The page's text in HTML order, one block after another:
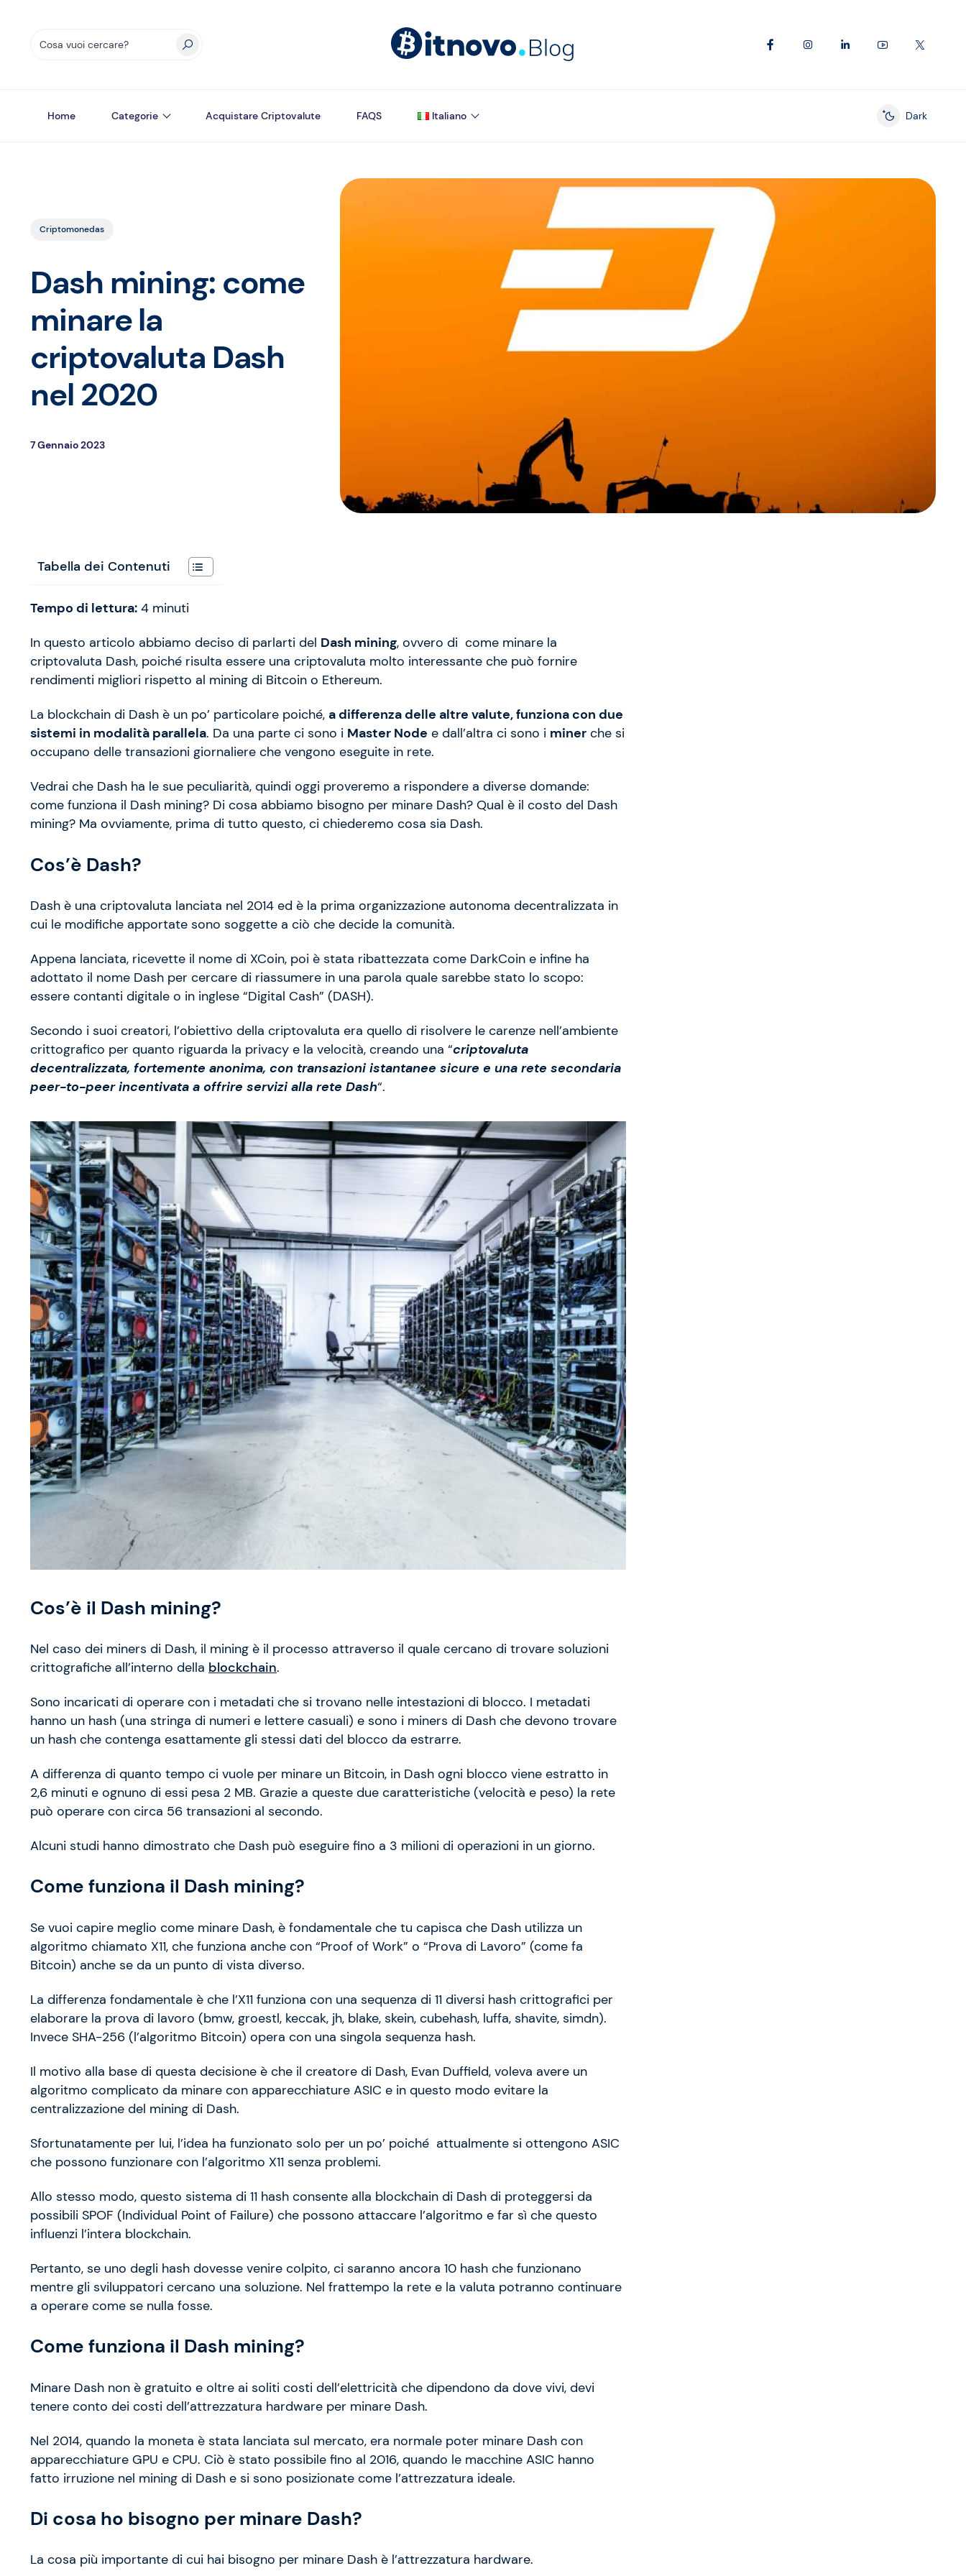
Home Categorie Acquistare Criptovalute FAQS Italiano
Enable dark
Dark
Criptomonedas
Dash mining: come
minare la
criptovaluta Dash
nel 2020
7 Gennaio 2023
Tabella dei Contenuti
Tempo di lettura: 4 minuti
In questo articolo abbiamo deciso di parlarti del Dash mining, ovvero di come minare la
criptovaluta Dash, poiché risulta essere una criptovaluta molto interessante che può fornire
rendimenti migliori rispetto al mining di Bitcoin o Ethereum.
La blockchain di Dash è un po’ particolare poiché, a differenza delle altre valute, funziona con due
sistemi in modalità parallela. Da una parte ci sono i Master Node e dall’altra ci sono i miner che si
occupano delle transazioni giornaliere che vengono eseguite in rete.
Vedrai che Dash ha le sue peculiarità, quindi oggi proveremo a rispondere a diverse domande:
come funziona il Dash mining? Di cosa abbiamo bisogno per minare Dash? Qual è il costo del Dash
mining? Ma ovviamente, prima di tutto questo, ci chiederemo cosa sia Dash.
Cos’è Dash?
Dash è una criptovaluta lanciata nel 2014 ed è la prima organizzazione autonoma decentralizzata in
cui le modifiche apportate sono soggette a ciò che decide la comunità.
Appena lanciata, ricevette il nome di XCoin, poi è stata ribattezzata come DarkCoin e infine ha
adottato il nome Dash per cercare di riassumere in una parola quale sarebbe stato lo scopo:
essere contanti digitale o in inglese “Digital Cash” (DASH).
Secondo i suoi creatori, l’obiettivo della criptovaluta era quello di risolvere le carenze nell’ambiente
crittografico per quanto riguarda la privacy e la velocità, creando una “criptovaluta
decentralizzata, fortemente anonima, con transazioni istantanee sicure e una rete secondaria
peer-to-peer incentivata a offrire servizi alla rete Dash“.
Cos’è il Dash mining?
Nel caso dei miners di Dash, il mining è il processo attraverso il quale cercano di trovare soluzioni
crittografiche all’interno della blockchain.
Sono incaricati di operare con i metadati che si trovano nelle intestazioni di blocco. I metadati
hanno un hash (una stringa di numeri e lettere casuali) e sono i miners di Dash che devono trovare
un hash che contenga esattamente gli stessi dati del blocco da estrarre.
A differenza di quanto tempo ci vuole per minare un Bitcoin, in Dash ogni blocco viene estratto in
2,6 minuti e ognuno di essi pesa 2 MB. Grazie a queste due caratteristiche (velocità e peso) la rete
può operare con circa 56 transazioni al secondo.
Alcuni studi hanno dimostrato che Dash può eseguire fino a 3 milioni di operazioni in un giorno.
Come funziona il Dash mining?
Se vuoi capire meglio come minare Dash, è fondamentale che tu capisca che Dash utilizza un
algoritmo chiamato X11, che funziona anche con “Proof of Work” o “Prova di Lavoro” (come fa
Bitcoin) anche se da un punto di vista diverso.
La differenza fondamentale è che l’X11 funziona con una sequenza di 11 diversi hash crittografici per
elaborare la prova di lavoro (bmw, groestl, keccak, jh, blake, skein, cubehash, luffa, shavite, simdn).
Invece SHA-256 (l’algoritmo Bitcoin) opera con una singola sequenza hash.
Il motivo alla base di questa decisione è che il creatore di Dash, Evan Duffield, voleva avere un
algoritmo complicato da minare con apparecchiature ASIC e in questo modo evitare la
centralizzazione del mining di Dash.
Sfortunatamente per lui, l’idea ha funzionato solo per un po’ poiché attualmente si ottengono ASIC
che possono funzionare con l’algoritmo X11 senza problemi.
Allo stesso modo, questo sistema di 11 hash consente alla blockchain di Dash di proteggersi da
possibili SPOF (Individual Point of Failure) che possono attaccare l’algoritmo e far sì che questo
influenzi l’intera blockchain.
Pertanto, se uno degli hash dovesse venire colpito, ci saranno ancora 10 hash che funzionano
mentre gli sviluppatori cercano una soluzione. Nel frattempo la rete e la valuta potranno continuare
a operare come se nulla fosse.
Come funziona il Dash mining?
Minare Dash non è gratuito e oltre ai soliti costi dell’elettricità che dipendono da dove vivi, devi
tenere conto dei costi dell’attrezzatura hardware per minare Dash.
Nel 2014, quando la moneta è stata lanciata sul mercato, era normale poter minare Dash con
apparecchiature GPU e CPU. Ciò è stato possibile fino al 2016, quando le macchine ASIC hanno
fatto irruzione nel mining di Dash e si sono posizionate come l’attrezzatura ideale.
Di cosa ho bisogno per minare Dash?
La cosa più importante di cui hai bisogno per minare Dash è l’attrezzatura hardware.